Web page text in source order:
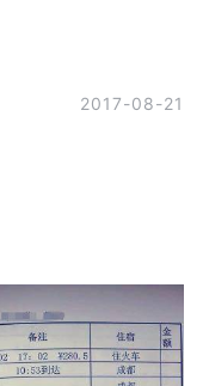
2017-08-21